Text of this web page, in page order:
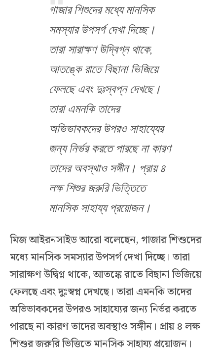
গাজার শিশুদের মধ্যে মানসিক
সমস্যার উপসর্গ দেখা দিচ্ছে।
তারা সারাক্ষণ উদ্বিগ্ন থাকে,
আতঙ্কে রাতে বিছানা ভিজিয়ে
ফেলছে এবং দুঃস্বপ্ন দেখছে।
তারা এমনকি তাদের
অভিভাবকদের উপরও সাহায্যের
জন্য নির্ভর করতে পারছে না কারণ
তাদের অবস্থাও সঙ্গীন। প্রায় ৪
লক্ষ শিশুর জরুরি ভিত্তিতে
মানসিক সাহায্য প্রয়োজন।
মিজ আইরনসাইড আরো বলেছেন, গাজার শিশুদের
মধ্যে মানসিক সমস্যার উপসর্গ দেখা দিচ্ছে। তারা
সারাক্ষণ উদ্বিগ্ন থাকে, আতঙ্কে রাতে বিছানা ভিজিয়ে
ফেলছে এবং দুঃস্বপ্ন দেখছে। তারা এমনকি তাদের
অভিভাবকদের উপরও সাহায্যের জন্য নির্ভর করতে
পারছে না কারণ তাদের অবস্থাও সঙ্গীন। প্রায় ৪ লক্ষ
শিশুর জরুরি ভিত্তিতে মানসিক সাহায্য প্রয়োজন।